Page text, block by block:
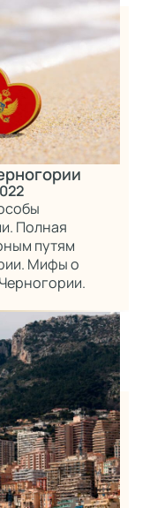
Полная
путям
Мифы о